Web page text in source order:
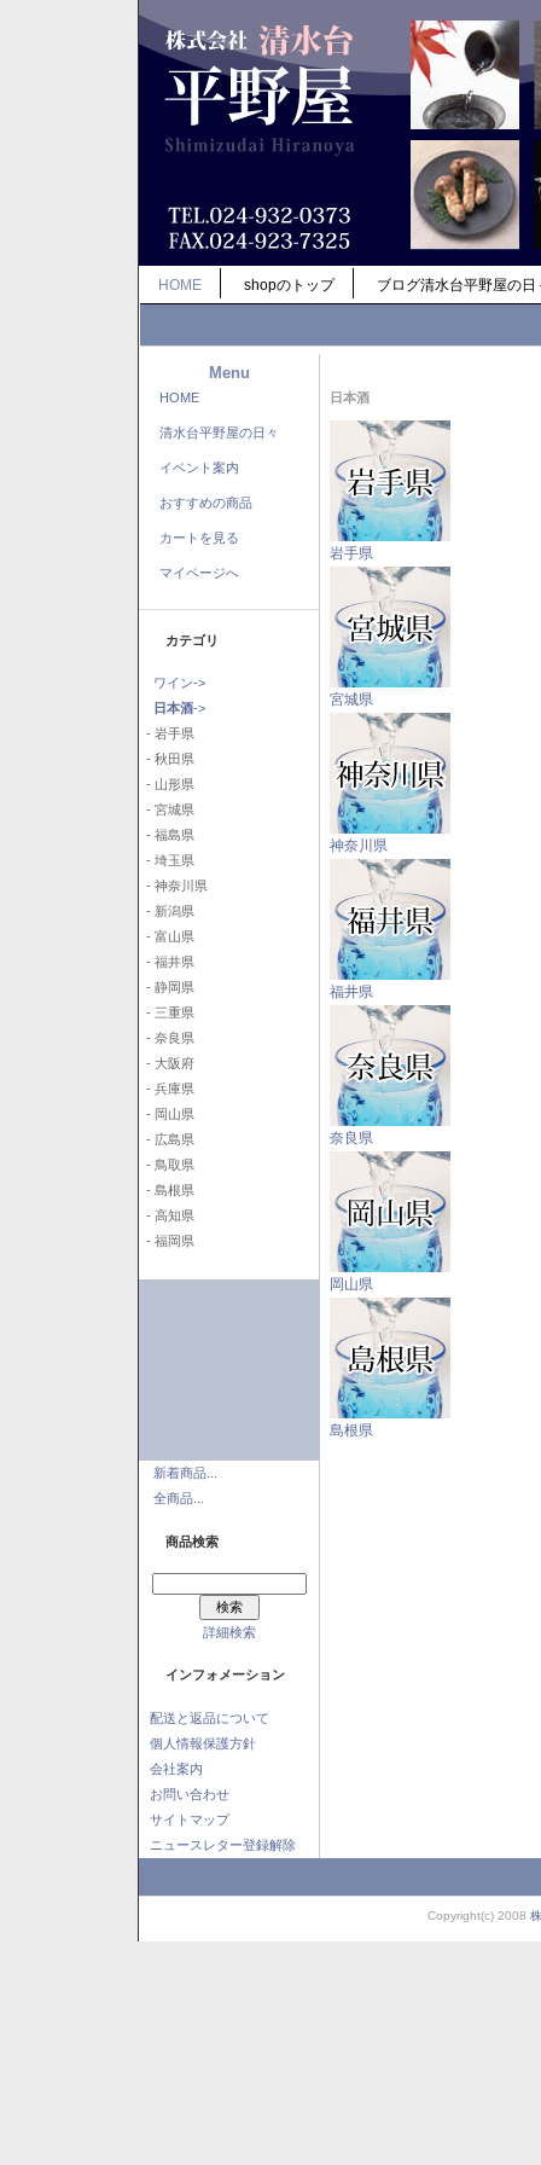
HOME shopのトップ ブログ清水台平野屋の日
Menu
HOME
清水台平野屋の日々
イベント案内
おすすめの商品
カートを見る
マイページへ
カテゴリ
ワイン->
日本酒->
- 岩手県
- 秋田県
- 山形県
- 宮城県
- 福島県
- 埼玉県
- 神奈川県
- 新潟県
- 富山県
- 福井県
- 静岡県
- 三重県
- 奈良県
- 大阪府
- 兵庫県
- 岡山県
- 広島県
- 鳥取県
- 島根県
- 高知県
- 福岡県
新着商品...
全商品...
商品検索
詳細検索
インフォメーション
配送と返品について
個人情報保護方針
会社案内
お問い合わせ
サイトマップ
ニュースレター登録解除
日本酒
岩手県
宮城県
神奈川県
福井県
奈良県
岡山県
島根県
Copyright(c) 2008